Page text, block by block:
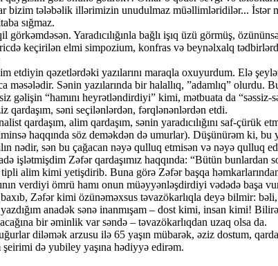
bizim tələbəlik illərimizin unudulmaz müəllimləridilər... İstər
sığmaz.
görkəmdəsən. Yaradıcılığınla bağlı işıq üzü görmüş,
keçirilən elmi simpozium, konfras və beynəlxalq
etdiyin qəzetlərdəki yazılarını maraqla oxuyurdum. Elə
məsələdir. Sənin yazılarında bir halallıq, ”adamlıq” olurdu.
gəlişin “hamını heyrətləndirdiyi” kimi, mətbuata da
qardaşım, səni seçilənlərdən, fərqlənənlərdən etdi.
qardaşım, alim qardaşım, sənin yaradıcılığını saf-
haqqında söz deməkdən də umurlar). Düşünürəm ki,
nədir, sən bu çağacan nəyə qulluq etmisən və nəyə qulluq
işlətmişdim Zəfər qardaşımız haqqında: “Bütün
alim kimi yetişdirib. Buna görə Zəfər başqa
verdiyi ömrü hamı onun müəyyənləşdirdiyi vədədə başa
Zəfər kimi özünəməxsus təvazökarlıqla deyə bilmir: bəli,
anadək sənə inanmışam – dost kimi, insan kimi!
bir əminlik var səndə – təvazökarlıqdan uzaq olsa da.
diləmək arzusu ilə 65 yaşın mübarək, əziz dostum,
də yubiley yaşına hədiyyə edirəm.